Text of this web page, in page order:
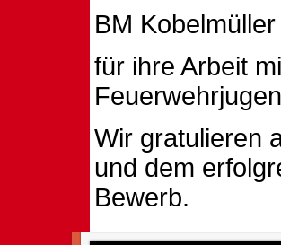
BM
für ihre Arbeit
Wir gratulieren
und dem
Bewerb.